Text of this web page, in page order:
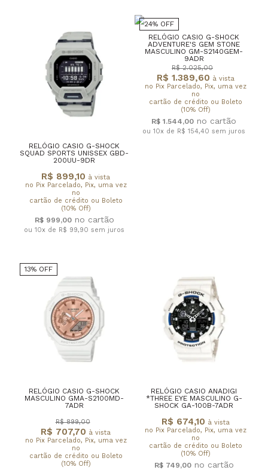
RELÓGIO CASIO G-SHOCK
SQUAD SPORTS UNISSEX GBD-
200UU-9DR
R$ 899,10 à vista
no Pix Parcelado, Pix, uma vez
no
cartão de crédito ou Boleto
(10% Off)
R$ 999,00
ou 10x de R$ 99,90 sem juros
24% OFF
RELÓGIO CASIO G-SHOCK
ADVENTURE'S GEM STONE
MASCULINO GM-S2140GEM-
9ADR
R$ 1.389,60 à vista
no Pix Parcelado, Pix, uma vez
no
cartão de crédito ou Boleto
(10% Off)
R$ 2.025,00
R$ 1.544,00
ou 10x de R$ 154,40 sem juros
13% OFF
RELÓGIO CASIO G-SHOCK
MASCULINO GMA-S2100MD-
7ADR
R$ 707,70 à vista
no Pix Parcelado, Pix, uma vez
no
cartão de crédito ou Boleto
(10% Off)
R$ 899,00
RELÓGIO CASIO ANADIGI
*THREE EYE MASCULINO G-
SHOCK GA-100B-7ADR
R$ 674,10 à vista
no Pix Parcelado, Pix, uma vez
no
cartão de crédito ou Boleto
(10% Off)
R$ 749,00